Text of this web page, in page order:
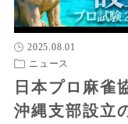
2025.08.01
ニュース
日本プロ麻雀
沖縄支部設立